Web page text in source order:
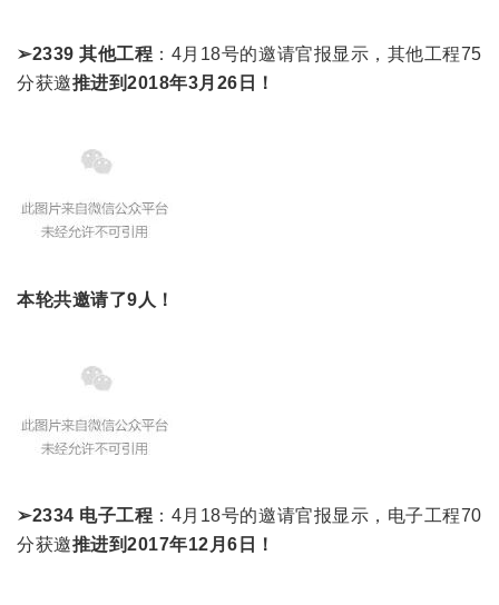
➢2339 其他工程 ：4月18号的邀请官报显示，其他工程75
分获邀推进到2018年3月26日！
本轮共邀请了9人！
➢2334 电子工程 ：4月18号的邀请官报显示，电子工程70
分获邀推进到2017年12月6日！